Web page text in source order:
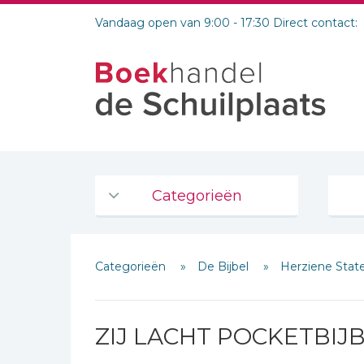
Vandaag open van 9:00 - 17:30 Direct contact:
Categorieën
De Bijbel
Bijbelse Dagboeken 2026
Bijbelstudie groepen
Categorieën De Bijbel Herziene
ZIJ LACHT